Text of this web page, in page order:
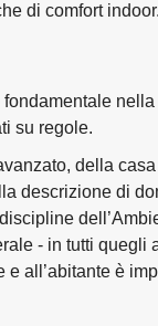
di comfort indoor.
su regole.
della
descrizione di
- in tutti quegli
all’abitante è